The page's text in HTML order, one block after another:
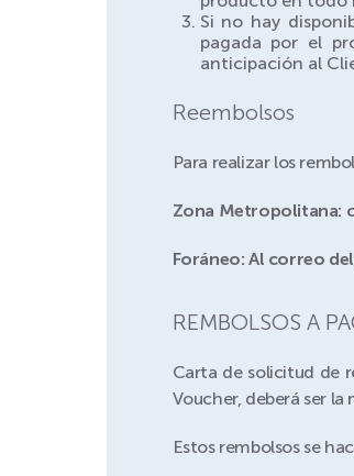
Si no hay
pagada por el
anticipación al
Reembolsos
Para realizar los
Zona Metropolitana:
Foráneo: Al correo
REMBOLSOS A
Carta de solicitud de
Voucher, deberá ser la
Estos rembolsos se